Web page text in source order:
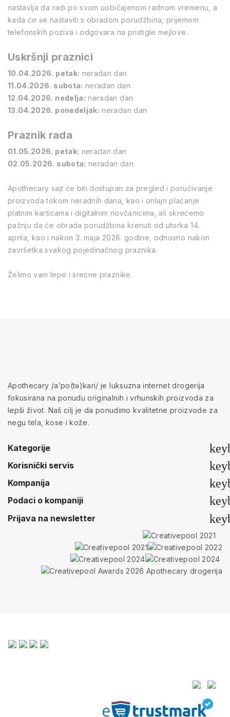
nastavlja da radi po svom uobičajenom radnom vremenu, a
kada će se nastaviti s obradom porudžbina, prijemom
telefonskih poziva i odgovara na pristigle mejlove.
Uskršnji praznici
10.04.2026. petak: neradan dan
11.04.2026. subota: neradan dan
12.04.2026. nedelja: neradan dan
13.04.2026. ponedeljak: neradan dan
Praznik rada
01.05.2026. petak: neradan dan
02.05.2026. subota: neradan dan
Apothecary sajt će biti dostupan za pregled i poručivanje
proizvoda tokom neradnih dana, kao i onlajn plaćanje
platnim karticama i digitalnim novčanicima, ali skrećemo
pažnju da će obrada porudžbina krenuti od utorka 14.
aprila, kao i nakon 3. maja 2026. godine, odnosno nakon
završetka svakog pojedinačnog praznika.
Želimo vam lepe i srećne praznike.
Apothecary /a’po(tə)kari/ je luksuzna internet drogerija
fokusirana na ponudu originalnih i vrhunskih proizvoda za
lepši život. Naš cilj je da ponudimo kvalitetne proizvode za
negu tela, kose i kože.
Kategorije
Korisnički servis
Kompanija
Podaci o kompaniji
Prijava na newsletter